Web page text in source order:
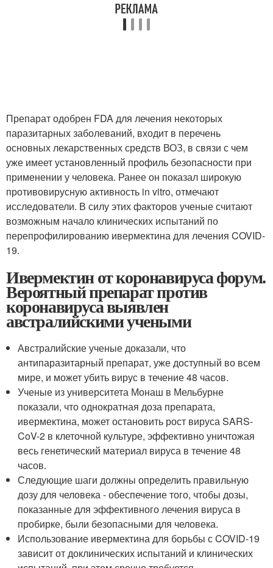
Препарат одобрен FDA для лечения некоторых
паразитарных заболеваний, входит в перечень
основных лекарственных средств ВОЗ, в связи с чем
уже имеет установленный профиль безопасности при
применении у человека. Ранее он показал широкую
противовирусную активность in vitro, отмечают
исследователи. В силу этих факторов ученые считают
возможным начало клинических испытаний по
перепрофилированию ивермектина для лечения COVID-
19.
Ивермектин от коронавируса форум.
Вероятный препарат против
коронавируса выявлен
австралийскими учеными
Австралийские ученые доказали, что
антипаразитарный препарат, уже доступный во всем
мире, и может убить вирус в течение 48 часов.
Ученые из университета Монаш в Мельбурне
показали, что однократная доза препарата,
ивермектина, может остановить рост вируса SARS-
CoV-2 в клеточной культуре, эффективно уничтожая
весь генетический материал вируса в течение 48
часов.
Следующие шаги должны определить правильную
дозу для человека - обеспечение того, чтобы дозы,
показанные для эффективного лечения вируса в
пробирке, были безопасными для человека.
Использование ивермектина для борьбы с COVID-19
зависит от доклинических испытаний и клинических